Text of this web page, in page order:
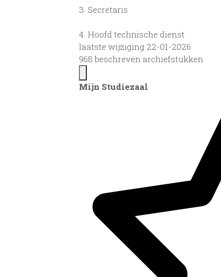
3. Secretaris
4. Hoofd technische dienst
laatste wijziging 22-01-2026
968 beschreven archiefstukken
Mijn Studiezaal